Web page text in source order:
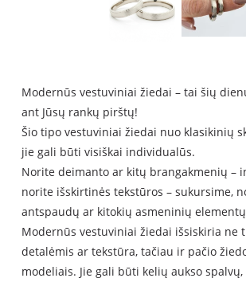
Modernūs vestuviniai žiedai – tai šių
ant Jūsų rankų pirštų!
Šio tipo vestuviniai žiedai nuo klasikinių
jie gali būti visiškai individualūs.
Norite deimanto ar kitų brangakmenių –
norite išskirtinės tekstūros – sukursime,
antspaudų ar kitokių asmeninių
Modernūs vestuviniai žiedai išsiskiria ne
detalėmis ar tekstūra, tačiau ir pačio
modeliais. Jie gali būti kelių aukso